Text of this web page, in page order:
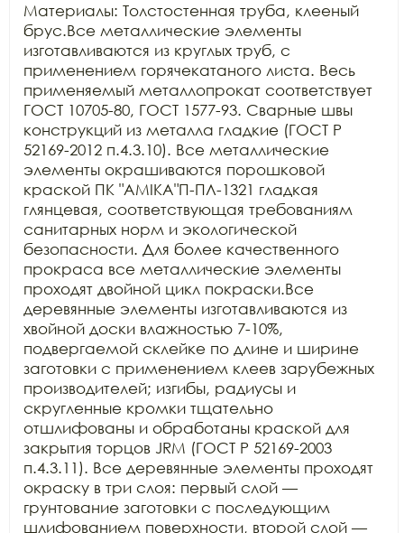
Материалы: Толстостенная труба, клееный
брус.Все металлические элементы
изготавливаются из круглых труб, с
применением горячекатаного листа. Весь
применяемый металлопрокат соответствует
ГОСТ 10705-80, ГОСТ 1577-93. Сварные швы
конструкций из металла гладкие (ГОСТ Р
52169-2012 п.4.3.10). Все металлические
элементы окрашиваются порошковой
краской ПК "АМIKA"П-ПЛ-1321 гладкая
глянцевая, соответствующая требованиям
санитарных норм и экологической
безопасности. Для более качественного
прокраса все металлические элементы
проходят двойной цикл покраски.Все
деревянные элементы изготавливаются из
хвойной доски влажностью 7-10%,
подвергаемой склейке по длине и ширине
заготовки с применением клеев зарубежных
производителей; изгибы, радиусы и
скругленные кромки тщательно
отшлифованы и обработаны краской для
закрытия торцов JRM (ГОСТ Р 52169-2003
п.4.3.11). Все деревянные элементы проходят
окраску в три слоя: первый слой —
грунтование заготовки с последующим
шлифованием поверхности, второй слой —